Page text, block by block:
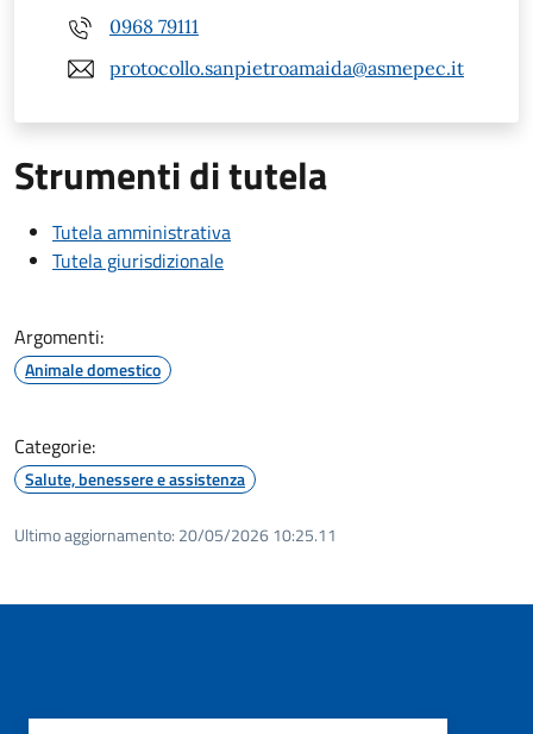
0968 79111
protocollo.sanpietroamaida@asmepec.it
Strumenti di tutela
Tutela amministrativa
Tutela giurisdizionale
Argomenti:
Animale domestico
Categorie:
Salute, benessere e assistenza
Ultimo aggiornamento: 20/05/2026 10:25.11